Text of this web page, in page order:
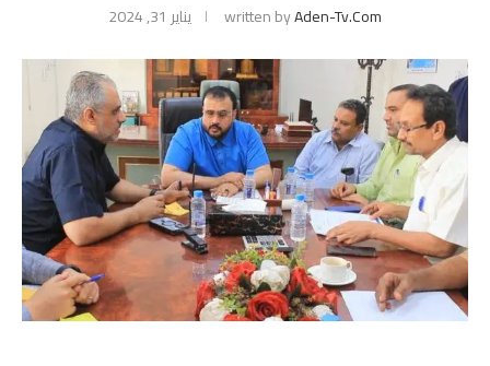
written byAden-Tv.com يناير 31, 2024